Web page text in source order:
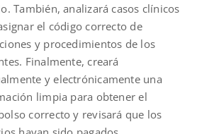
También, analizará casos clínicos
el código correcto de
y procedimientos de los
Finalmente, creará
y electrónicamente una
limpia para obtener el
correcto y revisará que los